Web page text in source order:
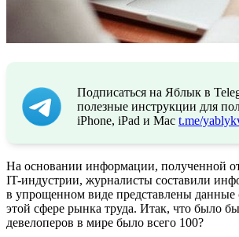
Подписаться на Яблык в
полезные инструкции для
iPhone, iPad и Mac t.me/
На основании информации, полученной
IT-индустрии, журналисты составили
в упрощенном виде представлены
этой сфере рынка труда. Итак, что было
девелоперов в мире было всего 100?